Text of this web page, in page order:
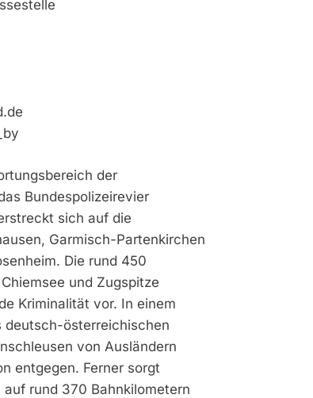
der
Bundespolizeirevier
sich auf die
Garmisch-Partenkirchen
Die rund 450
und Zugspitze
Kriminalität vor. In einem
deutsch-österreichischen
von Ausländern
entgegen. Ferner sorgt
rund 370 Bahnkilometern